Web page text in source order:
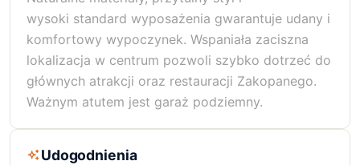
wysoki standard wyposażenia gwarantuje udany i
komfortowy wypoczynek. Wspaniała zaciszna
lokalizacja w centrum pozwoli szybko dotrzeć do
głównych atrakcji oraz restauracji Zakopanego.
Ważnym atutem jest garaż podziemny.
Udogodnienia